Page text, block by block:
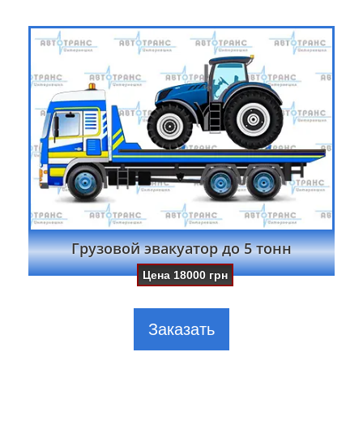
Грузовой эвакуатор до 5 тонн
Цена 18000 грн
Заказать